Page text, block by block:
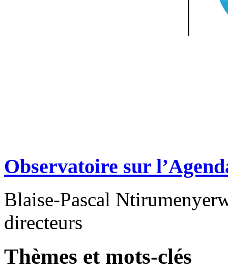
Observatoire sur
Blaise-Pascal
directeurs
Thèmes et mots-clés